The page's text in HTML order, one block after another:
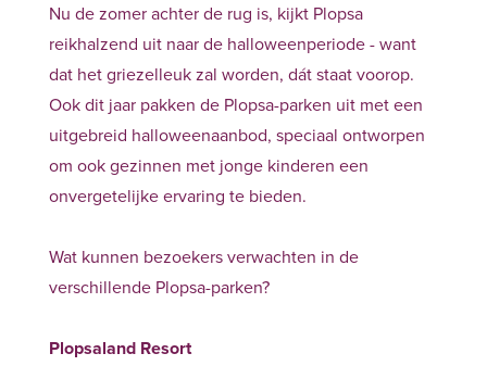
Nu de zomer achter de rug is, kijkt Plopsa
reikhalzend uit naar de halloweenperiode - want
dat het griezelleuk zal worden, dát staat voorop.
Ook dit jaar pakken de Plopsa-parken uit met een
uitgebreid halloweenaanbod, speciaal ontworpen
om ook gezinnen met jonge kinderen een
onvergetelijke ervaring te bieden.
Wat kunnen bezoekers verwachten in de
verschillende Plopsa-parken?
Plopsaland Resort